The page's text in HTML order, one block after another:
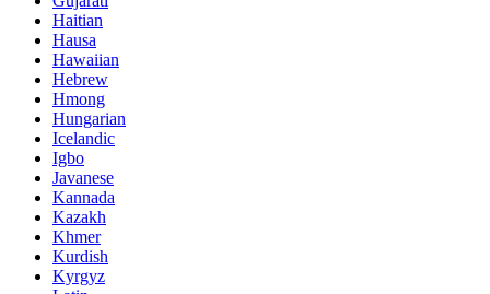
Haitian
Hausa
Hawaiian
Hebrew
Hmong
Hungarian
Icelandic
Igbo
Javanese
Kannada
Kazakh
Khmer
Kurdish
Kyrgyz